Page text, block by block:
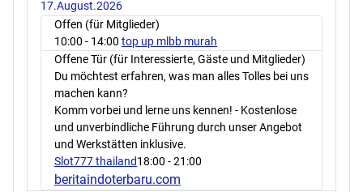
17.August.2026
Offen (für Mitglieder)
10:00 - 14:00 top up mlbb murah
Offene Tür (für Interessierte, Gäste und Mitglieder)
Du möchtest erfahren, was man alles Tolles bei uns
machen kann?
Komm vorbei und lerne uns kennen! - Kostenlose
und unverbindliche Führung durch unser Angebot
und Werkstätten inklusive.
Slot777 thailand18:00 - 21:00
beritaindoterbaru.com